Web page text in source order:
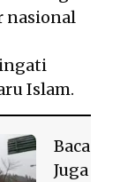
nasional
Islam.
Baca
Juga